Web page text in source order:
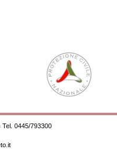
0445/793300